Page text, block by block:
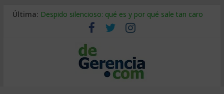
Última: Despido silencioso: qué es y por qué sale tan caro
La economía de Venezuela después del terremoto
Los 8 pasos de Kotter: liderar el cambio sin fracasar
Gestión de proyectos con IA: qué cambia en el oficio
IA y creatividad: cómo evitar que todos piensen igual